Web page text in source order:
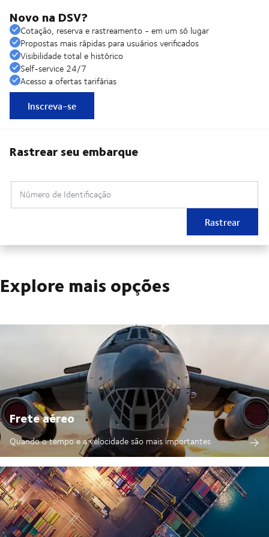
Novo na DSV?
Cotação, reserva e rastreamento - em um só lugar
Propostas mais rápidas para usuários verificados
Visibilidade total e histórico
Self-service 24/7
Acesso a ofertas tarifárias
Inscreva-se
Rastrear seu embarque
Número de Identificação
Rastrear
Explore mais opções
Frete aéreo
Quando o tempo e a velocidade são mais importantes